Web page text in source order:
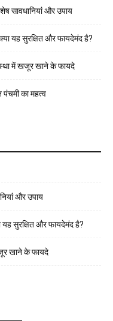
सावधानियां और उपाय
यह सुरक्षित और फायदेमंद है?
में खजूर खाने के फायदे
पंचमी का महत्व
और उपाय
यह सुरक्षित और फायदेमंद है?
खाने के फायदे